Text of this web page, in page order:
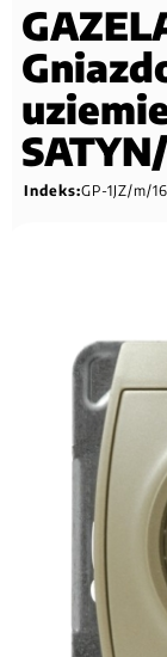
Indeks:GP-1JZ/m/